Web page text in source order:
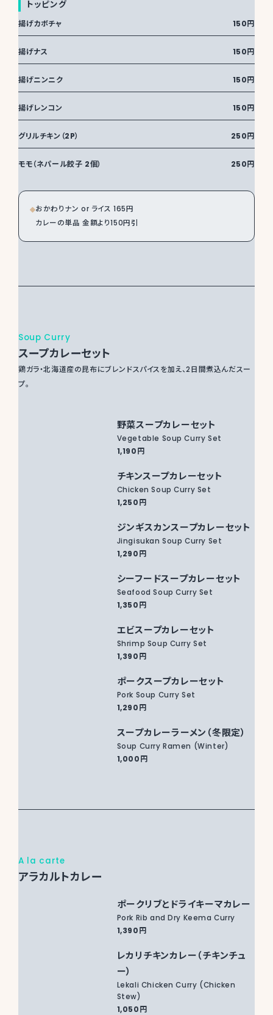
トッピング
揚げカボチャ 150円
揚げナス 150円
揚げニンニク 150円
揚げレンコン 150円
グリルチキン（2P） 250円
モモ（ネパール餃子 2個） 250円
おかわりナン or ライス 165円
カレーの単品 金額より150円引
Soup Curry
スープカレーセット
鶏ガラ・北海道産の昆布にブレンドスパイスを加え、2日間煮込んだスー
プ。
野菜スープカレーセット
Vegetable Soup Curry Set
1,190円
チキンスープカレーセット
Chicken Soup Curry Set
1,250円
ジンギスカンスープカレーセット
Jingisukan Soup Curry Set
1,290円
シーフードスープカレーセット
Seafood Soup Curry Set
1,350円
エビスープカレーセット
Shrimp Soup Curry Set
1,390円
ポークスープカレーセット
Pork Soup Curry Set
1,290円
スープカレーラーメン（冬限定）
Soup Curry Ramen (Winter)
1,000円
A la carte
アラカルトカレー
ポークリブとドライキーマカレー
Pork Rib and Dry Keema Curry
1,390円
レカリチキンカレー（チキンチュ
ー）
Lekali Chicken Curry (Chicken
Stew)
1,050円